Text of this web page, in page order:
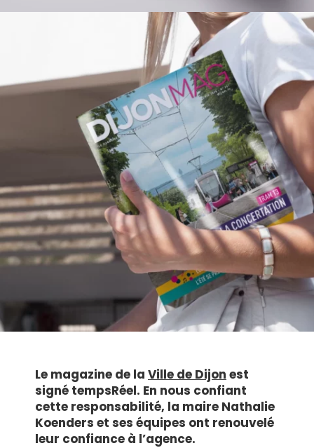
Le magazine de la Ville de Dijon est
signé tempsRéel. En nous confiant
cette responsabilité, la maire Nathalie
Koenders et ses équipes ont renouvelé
leur confiance à l’agence.